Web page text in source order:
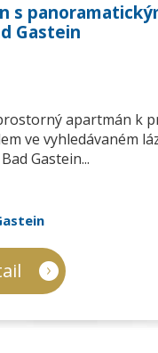
s
Gastein
apartmán k
ve vyhledávaném
Gastein...